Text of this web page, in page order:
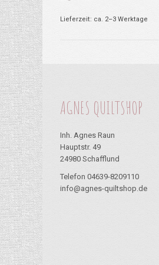
Lieferzeit: ca. 2–3 Werktage
AGNES QUILTSHOP
Inh. Agnes Raun
Hauptstr. 49
24980 Schafflund
Telefon 04639-8209110
info@agnes-quiltshop.de